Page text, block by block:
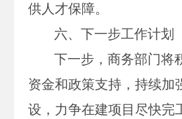
供人才保障。
六、下一步工作计划
下一步，商务部门将
资金和政策支持，持续加
设，力争在建项目尽快完